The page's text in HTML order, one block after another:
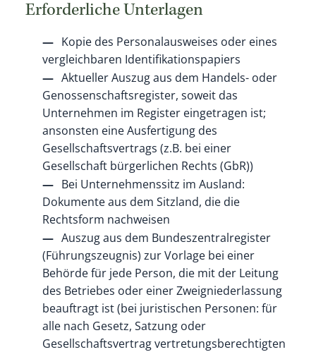
Erforderliche Unterlagen
Kopie des Personalausweises oder eines
vergleichbaren Identifikationspapiers
Aktueller Auszug aus dem Handels- oder
Genossenschaftsregister, soweit das
Unternehmen im Register eingetragen ist;
ansonsten eine Ausfertigung des
Gesellschaftsvertrags (z.B. bei einer
Gesellschaft bürgerlichen Rechts (GbR))
Bei Unternehmenssitz im Ausland:
Dokumente aus dem Sitzland, die die
Rechtsform nachweisen
Auszug aus dem Bundeszentralregister
(Führungszeugnis) zur Vorlage bei einer
Behörde für jede Person, die mit der Leitung
des Betriebes oder einer Zweigniederlassung
beauftragt ist (bei juristischen Personen: für
alle nach Gesetz, Satzung oder
Gesellschaftsvertrag vertretungsberechtigten